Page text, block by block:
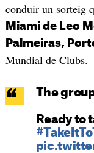
conduir un sorteig
Miami de Leo
Palmeiras,
Mundial de Clubs.
The
Ready to